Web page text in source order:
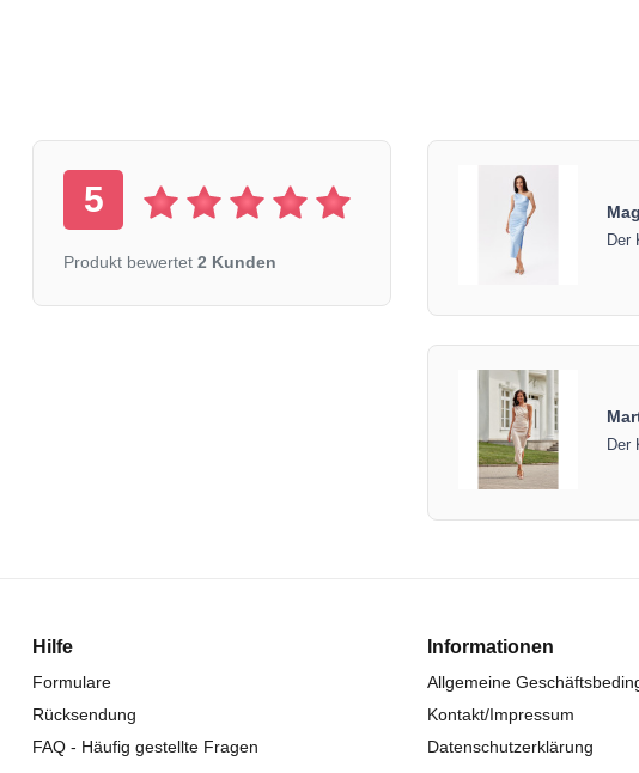
5
Produkt bewertet 2 Kunden
Der
Der
Hilfe
Formulare
Rücksendung
FAQ - Häufig gestellte Fragen
Informationen
Allgemeine
Kontakt/Impressum
Datenschutzerklärung